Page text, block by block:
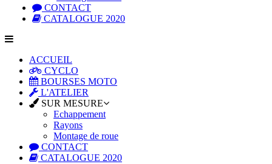
CONTACT
CATALOGUE 2020
ACCUEIL
CYCLO
BOURSES MOTO
L'ATELIER
SUR MESURE
Echappement
Rayons
Montage de roue
CONTACT
CATALOGUE 2020